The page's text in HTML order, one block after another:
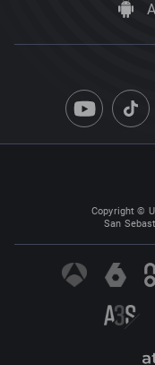
Copyright ©
San